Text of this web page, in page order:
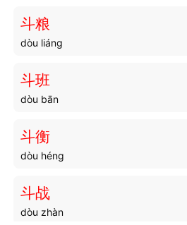
斗粮
dòu liáng
斗班
dòu bān
斗衡
dòu héng
斗战
dòu zhàn